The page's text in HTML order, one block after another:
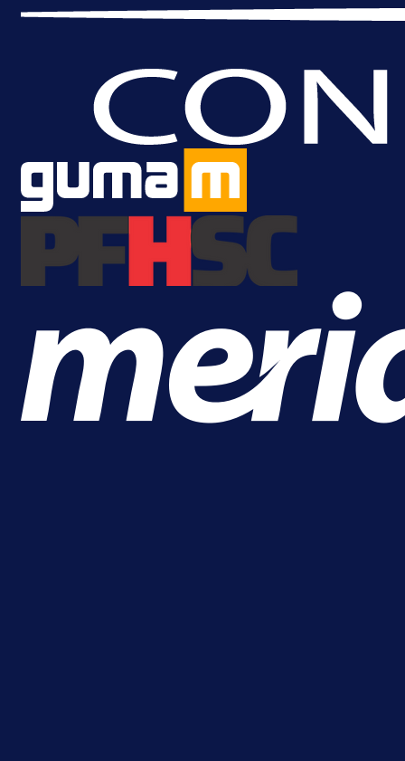
A Selekcija
Lukić seli u Bundesligu? Dva
njemačka kluba krenula po bh.
reprezentativca!
1 dan 13 h